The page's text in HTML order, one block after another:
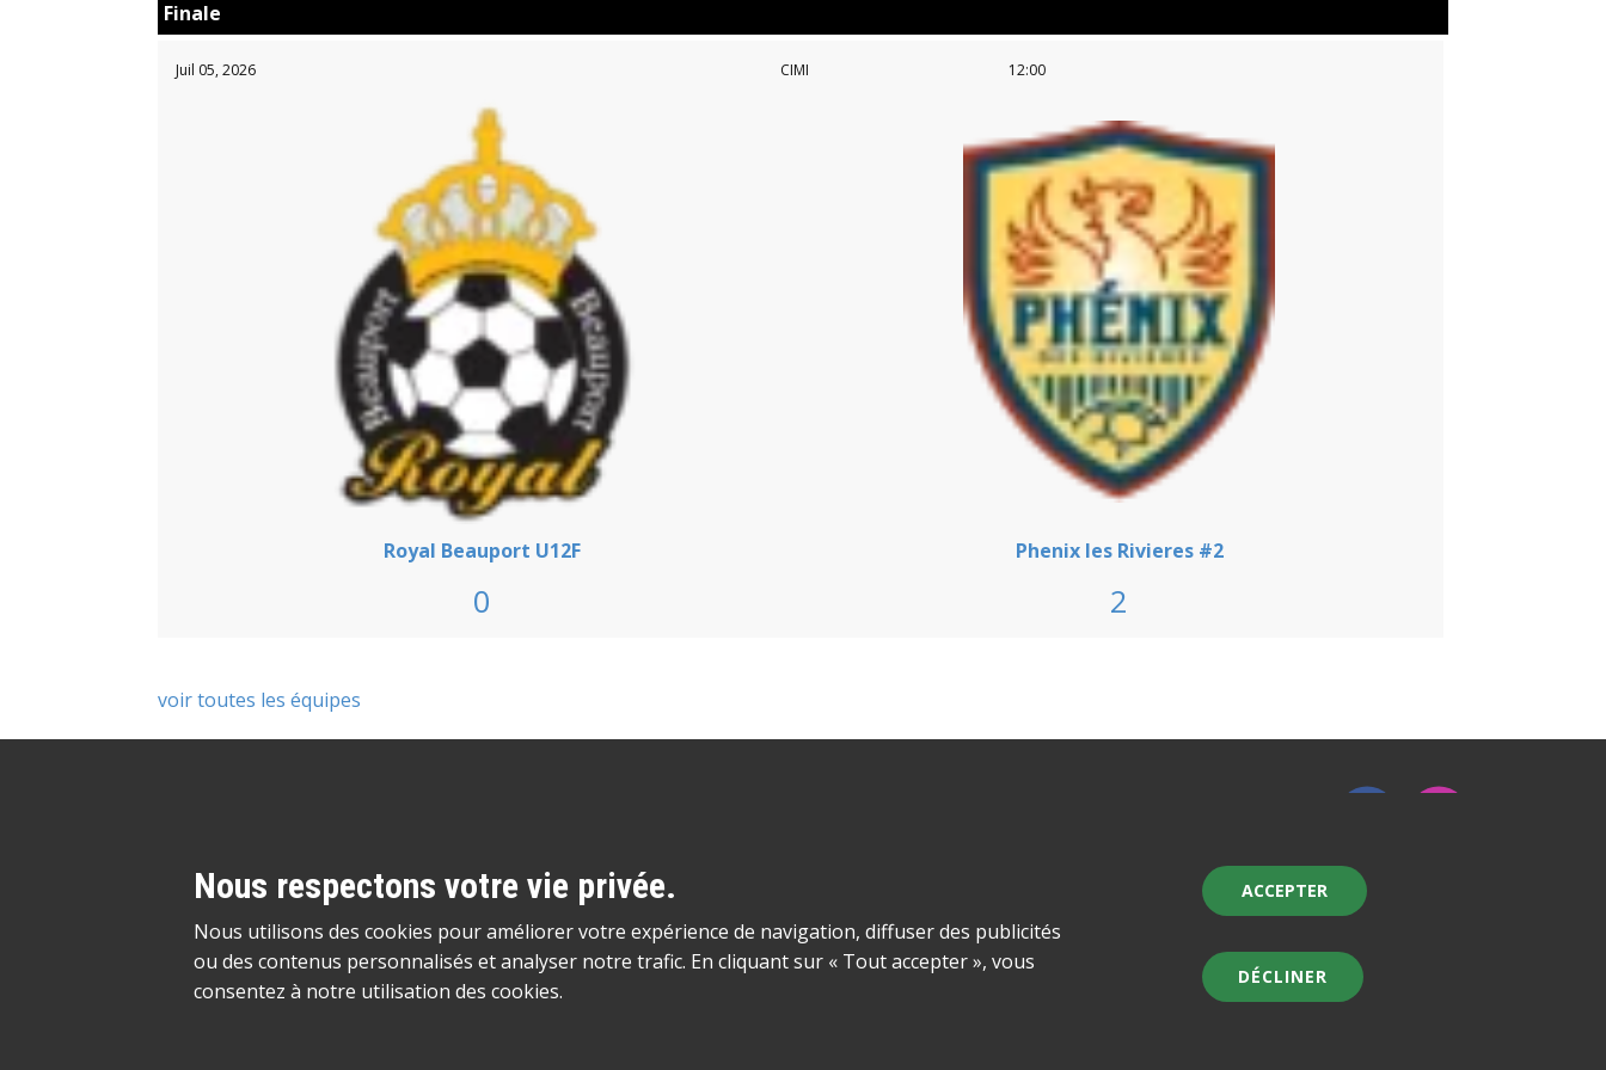
Finale
Juil 05, 2026 CIMI 12:00
Royal Beauport U12F Phenix les Rivieres #2
0 2
voir toutes les équipes
Nous respectons votre vie privée.
Nous utilisons des cookies pour améliorer votre expérience de navigation, diffuser des publicités
ou des contenus personnalisés et analyser notre trafic. En cliquant sur « Tout accepter », vous
consentez à notre utilisation des cookies.
ACCEPTER
DÉCLINER